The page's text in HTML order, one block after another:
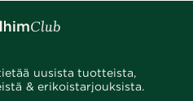
uusista tuotteista,
& erikoistarjouksista.